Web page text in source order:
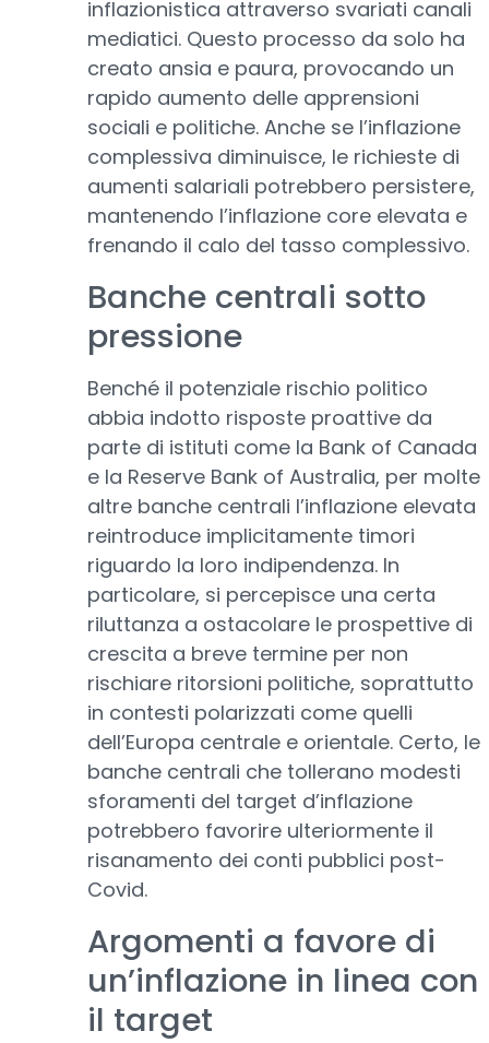
inflazionistica attraverso svariati canali
mediatici. Questo processo da solo ha
creato ansia e paura, provocando un
rapido aumento delle apprensioni
sociali e politiche. Anche se l’inflazione
complessiva diminuisce, le richieste di
aumenti salariali potrebbero persistere,
mantenendo l’inflazione core elevata e
frenando il calo del tasso complessivo.
Banche centrali sotto
pressione
Benché il potenziale rischio politico
abbia indotto risposte proattive da
parte di istituti come la Bank of Canada
e la Reserve Bank of Australia, per molte
altre banche centrali l’inflazione elevata
reintroduce implicitamente timori
riguardo la loro indipendenza. In
particolare, si percepisce una certa
riluttanza a ostacolare le prospettive di
crescita a breve termine per non
rischiare ritorsioni politiche, soprattutto
in contesti polarizzati come quelli
dell’Europa centrale e orientale. Certo, le
banche centrali che tollerano modesti
sforamenti del target d’inflazione
potrebbero favorire ulteriormente il
risanamento dei conti pubblici post-
Covid.
Argomenti a favore di
un’inflazione in linea con
il target